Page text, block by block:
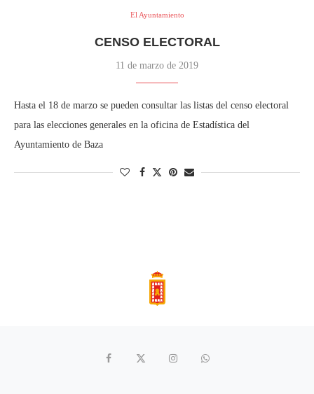
El Ayuntamiento
CENSO ELECTORAL
11 de marzo de 2019
Hasta el 18 de marzo se pueden consultar las listas del censo electoral
para las elecciones generales en la oficina de Estadística del
Ayuntamiento de Baza